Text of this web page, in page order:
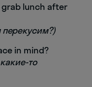
grab lunch after
in mind?
то